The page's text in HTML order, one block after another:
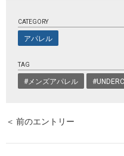
CATEGORY
アパレル
TAG
#メンズアパレル
＜ 前のエントリー